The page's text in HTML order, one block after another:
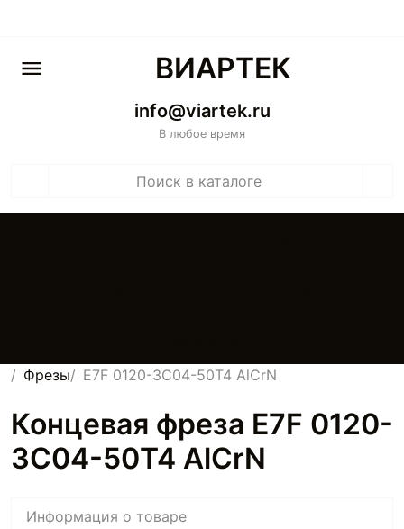
ВИАРТЕК
info@viartek.ru
В любое время
Фрезы
E7F 0120-3C04-50T4 AlCrN
Концевая фреза E7F 0120-
3C04-50T4 AlCrN
Информация о товаре